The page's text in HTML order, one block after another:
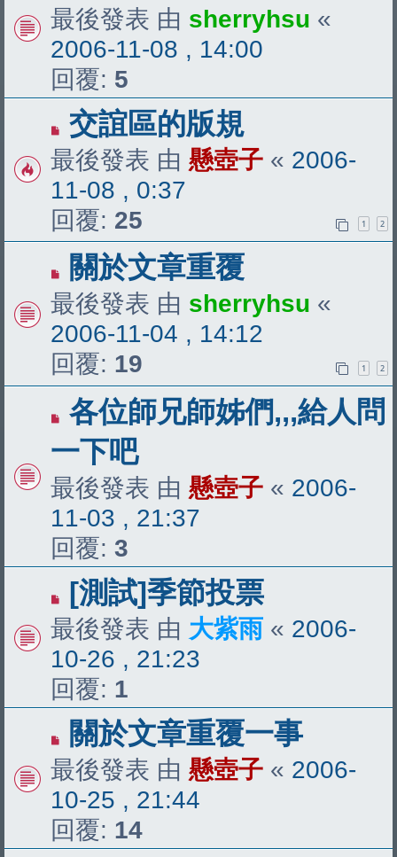
最後發表 由 sherryhsu «
2006-11-08 , 14:00
回覆: 5
交誼區的版規
最後發表 由 懸壺子 « 2006-
11-08 , 0:37
回覆: 25 1 2
關於文章重覆
最後發表 由 sherryhsu «
2006-11-04 , 14:12
回覆: 19 1 2
各位師兄師姊們,,,給人問
一下吧
最後發表 由 懸壺子 « 2006-
11-03 , 21:37
回覆: 3
[測試]季節投票
最後發表 由 大紫雨 « 2006-
10-26 , 21:23
回覆: 1
關於文章重覆一事
最後發表 由 懸壺子 « 2006-
10-25 , 21:44
回覆: 14